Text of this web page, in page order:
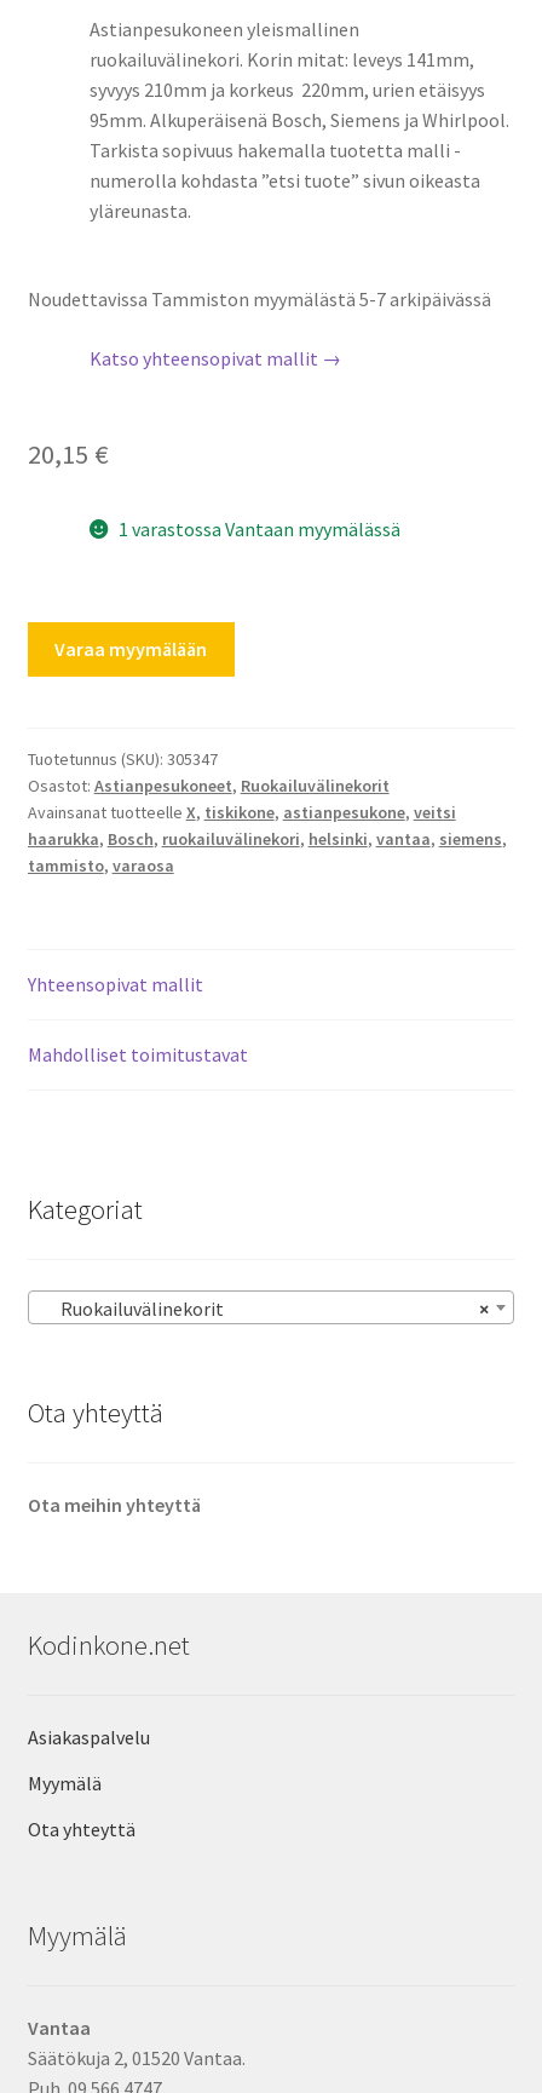
Astianpesukoneen yleismallinen
ruokailuvälinekori. Korin mitat: leveys 141mm,
syvyys 210mm ja korkeus 220mm, urien etäisyys
95mm. Alkuperäisenä Bosch, Siemens ja Whirlpool.
Tarkista sopivuus hakemalla tuotetta malli -
numerolla kohdasta ”etsi tuote” sivun oikeasta
yläreunasta.
Noudettavissa Tammiston myymälästä 5-7 arkipäivässä
Katso yhteensopivat mallit →
20,15 €
1 varastossa Vantaan myymälässä
ruokailuvälinekori
210
x
220mm
määrä
Varaa myymälään
Tuotetunnus (SKU): 305347
Osastot: Astianpesukoneet, Ruokailuvälinekorit
Avainsanat tuotteelle X, tiskikone, astianpesukone, veitsi
haarukka, Bosch, ruokailuvälinekori, helsinki, vantaa, siemens,
tammisto, varaosa
Yhteensopivat mallit
Mahdolliset toimitustavat
Kategoriat
×
Ruokailuvälinekorit
Ota yhteyttä
Ota meihin yhteyttä
Kodinkone.net
Asiakaspalvelu
Myymälä
Ota yhteyttä
Myymälä
Vantaa
Säätökuja 2, 01520 Vantaa.